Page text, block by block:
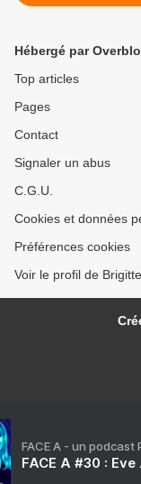
Hébergé par
Top articles
Pages
Contact
Signaler un abus
C.G.U.
Cookies et données
Préférences cookies
Voir le profil de
FACE A - un podcast
FACE A #30 :